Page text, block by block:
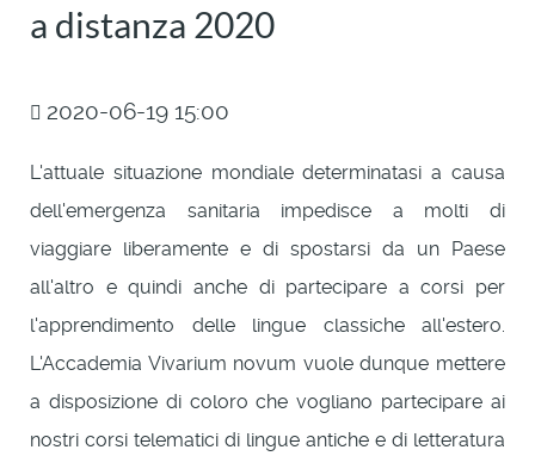
a distanza 2020
2020-06-19 15:00
L'attuale situazione mondiale determinatasi a causa
dell'emergenza sanitaria impedisce a molti di
viaggiare liberamente e di spostarsi da un Paese
all'altro e quindi anche di partecipare a corsi per
l'apprendimento delle lingue classiche all'estero.
L'Accademia Vivarium novum vuole dunque mettere
a disposizione di coloro che vogliano partecipare ai
nostri corsi telematici di lingue antiche e di letteratura